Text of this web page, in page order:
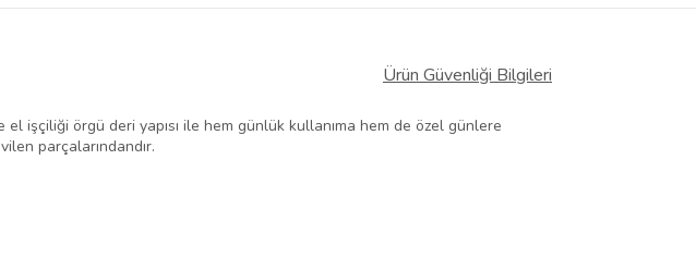
Ürün Güvenliği Bilgileri
işçiliği örgü deri yapısı ile hem günlük kullanıma hem de özel günlere
parçalarındandır.